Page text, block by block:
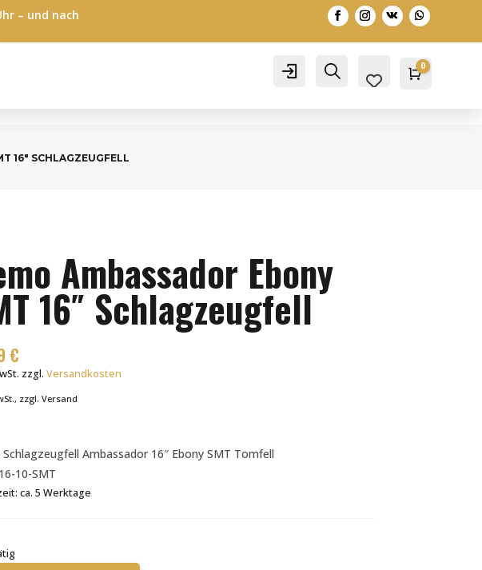
– und nach
Account Search 0
16″ SCHLAGZEUGFELL
Ambassador Ebony
16″ Schlagzeugfell
€
zzgl. Versandkosten
zzgl. Versand
Schlagzeugfell Ambassador 16″ Ebony SMT Tomfell
10-SMT
ca. 5 Werktage